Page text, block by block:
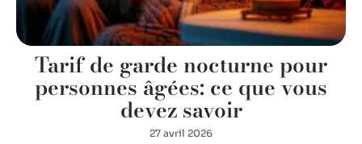
Tarif de garde nocturne pour
personnes âgées: ce que vous
devez savoir
27 avril 2026